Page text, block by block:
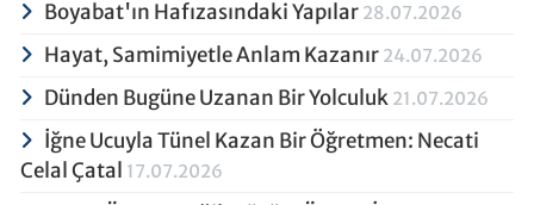
Boyabat'ın Hafızasındaki Yapılar 28.07.2026
Hayat, Samimiyetle Anlam Kazanır 24.07.2026
Dünden Bugüne Uzanan Bir Yolculuk 21.07.2026
İğne Ucuyla Tünel Kazan Bir Öğretmen: Necati
Celal Çatal 17.07.2026